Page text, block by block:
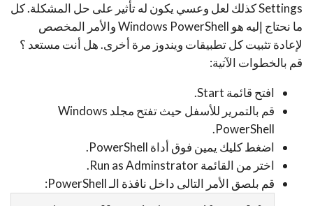
Settings كذلك لعل وعسي يكون له تأثير على حل المشكلة. كل
ما نحتاج إليه هو Windows PowerShell والأمر المخصص
لإعادة تثبيت كل تطبيقات ويندوز مرة أخرى. هل أنت مستعد ؟
قم بالخطوات الآتية:
افتح قائمة Start.
قم بالتمرير للأسفل حيث تفتح مجلد Windows
PowerShell.
اضغط كليك يمين فوق أداة PowerShell.
اختر من القائمة Run as Adminstrator.
قم بلصق الأمر التالى داخل نافذة الـ PowerShell: